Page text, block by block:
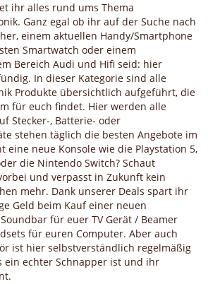
ihr alles rund ums Thema
Ganz egal ob ihr auf der Suche nach
einem aktuellen Handy/Smartphone
Smartwatch oder einem
Bereich Audi und Hifi seid: hier
In dieser Kategorie sind alle
Produkte übersichtlich aufgeführt, die
für euch findet. Hier werden alle
Stecker-, Batterie- oder
stehen täglich die besten Angebote im
eine neue Konsole wie die Playstation 5,
die Nintendo Switch? Schaut
und verpasst in Zukunft kein
mehr. Dank unserer Deals spart ihr
Geld beim Kauf einer neuen
für euer TV Gerät / Beamer
für euren Computer. Aber auch
ist hier selbstverständlich regelmäßig
ein echter Schnapper ist und ihr